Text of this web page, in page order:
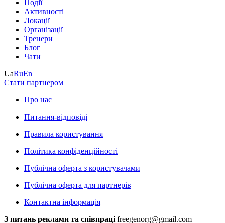
Події
Активності
Локації
Організації
Тренери
Блог
Чати
UaRuEn
Стати партнером
Про нас
Питання-відповіді
Правила користування
Політика конфіденційності
Публічна оферта з користувачами
Публічна оферта для партнерів
Контактна інформація
З питань реклами та співпраці freegenorg@gmail.com